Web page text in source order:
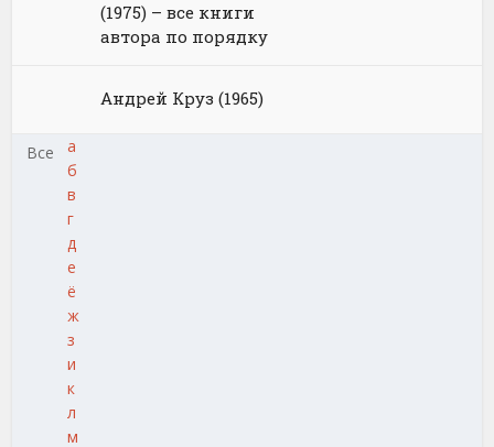
(1975) – все книги
автора по порядку
Андрей Круз (1965)
Все
а
б
в
г
д
е
ё
ж
з
и
к
л
м